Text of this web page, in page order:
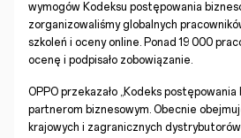
wymogów Kodeksu postępowania
zorganizowaliśmy globalnych
szkoleń i oceny online. Ponad 19 000
ocenę i podpisało zobowiązanie.
OPPO przekazało „Kodeks
partnerom biznesowym. Obecnie
krajowych i zagranicznych